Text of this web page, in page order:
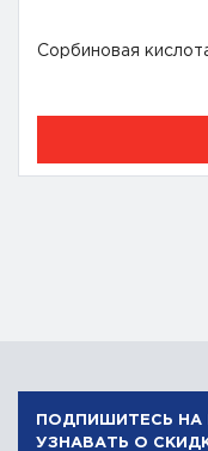
Сорбиновая
ПОДПИШИТЕСЬ
УЗНАВАТЬ О